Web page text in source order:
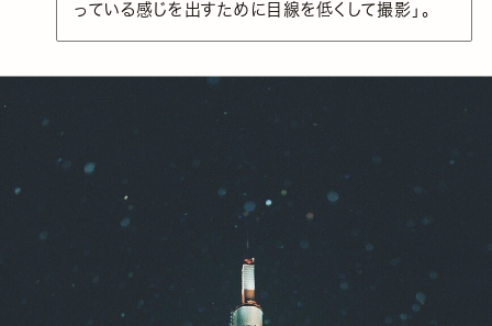
っている感じを出すために目線を低くして撮影」。